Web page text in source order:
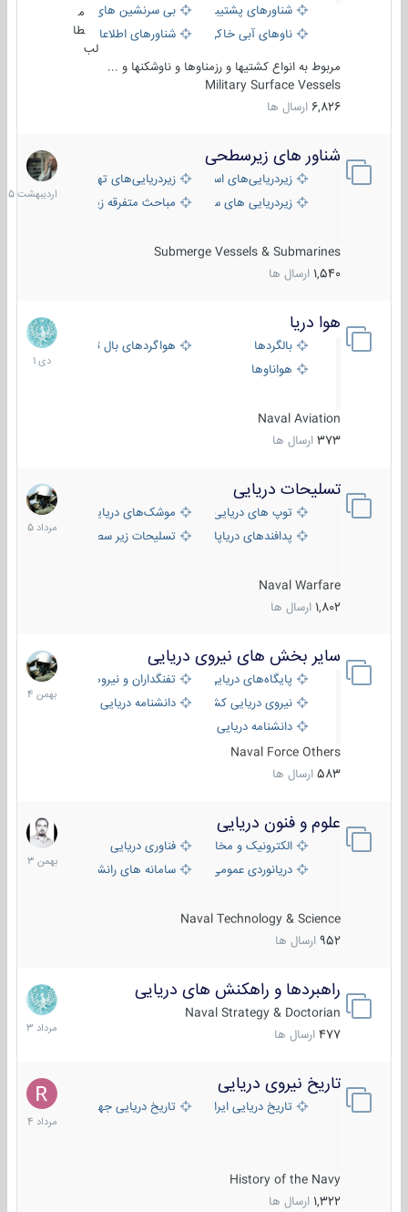
شناورهای پشتیبانی
بی سرنشین های دریایی
ناوهای آبی خاکی و نیروبرشناورهای اطلاعاتی و جاسوسی
طا
لب
مربوط به انواع کشتیها و رزمناوها و ناوشکنها و ...
Military Surface Vessels
6,826 ارسال ها
شناور های زیرسطحی
زیردریایی‌های استراتژیکزیردریایی‌های تهاجمی
زیردریایی های سبک
مباحث متفرقه زیرسطحی
Submerge Vessels & Submarines
1,540 ارسال ها
31
1405
هوا دریا
بالگردها
هواگردهای بال ثابت
هواناوها
Naval Aviation
373 ارسال ها
12
دی
1401
تسلیحات دریایی
توپ های دریایی
موشک‌های دریایی
پدافندهای دریاپایه
تسلیحات زیر سطحی
Naval Warfare
1,802 ارسال ها
2
مرداد
1405
سایر بخش های نیروی دریایی
پایگاه‌های دریایی
تفنگداران و نیروهای ویژه‌ی دریایی
نیروی دریایی کشورهای مختلفدانشنامه دریایی
دانشنامه دریایی کپی
Naval Force Others
583 ارسال ها
22
بهمن
1404
علوم و فنون دریایی
الکترونیک و مخابرات دریاییفناوری دریایی
دریانوردی عمومی
سامانه های رانشی دریایی
Naval Technology & Science
952 ارسال ها
6
بهمن
1403
راهبردها و راهکنش های دریایی
Naval Strategy & Doctorian
477 ارسال ها
2
مرداد
1403
تاریخ نیروی دریایی
تاریخ دریایی ایران تاریخ دریایی جهان
History of the Navy
1,322 ارسال ها
16
مرداد
1404